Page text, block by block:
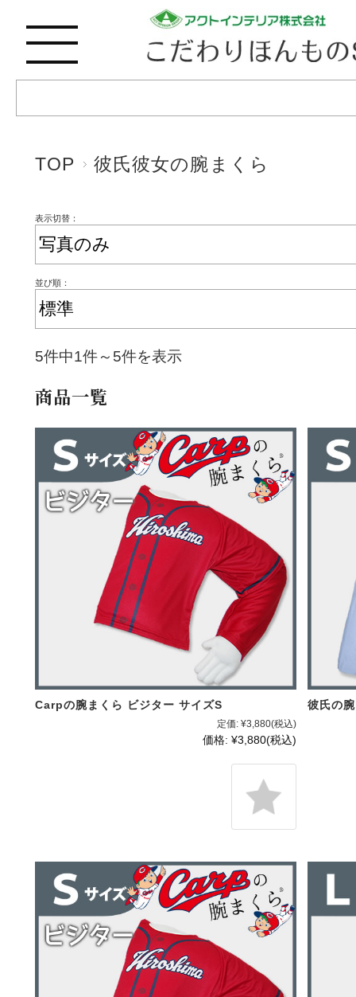
TOP 彼氏彼女の腕まくら
表示切替：
並び順：
5件中1件～5件を表示
商品一覧
Carpの腕まくら ビジター サイズS
定価: ¥3,880(税込)
価格: ¥3,880(税込)
彼氏の